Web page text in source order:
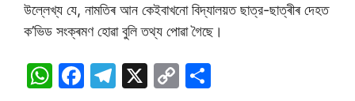
উল্লেখ্য যে, নামতিৰ আন কেইবাখনো বিদ্যালয়ত ছাত্র-ছাত্ৰীৰ দেহত
ক’ভিড সংক্ৰমণ হোৱা বুলি তথ্য পোৱা গৈছে।
W F
T
X
C